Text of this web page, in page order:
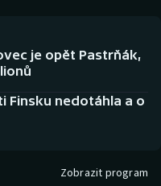
je opět Pastrňák,
Finsku nedotáhla a o
Zobrazit program